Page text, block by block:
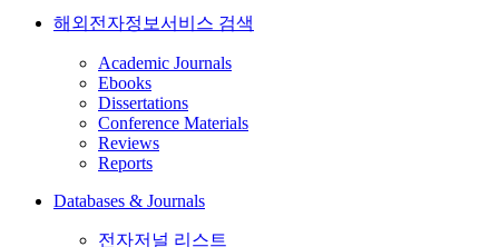
해외전자정보서비스 검색
Academic Journals
Ebooks
Dissertations
Conference Materials
Reviews
Reports
Databases & Journals
전자저널 리스트